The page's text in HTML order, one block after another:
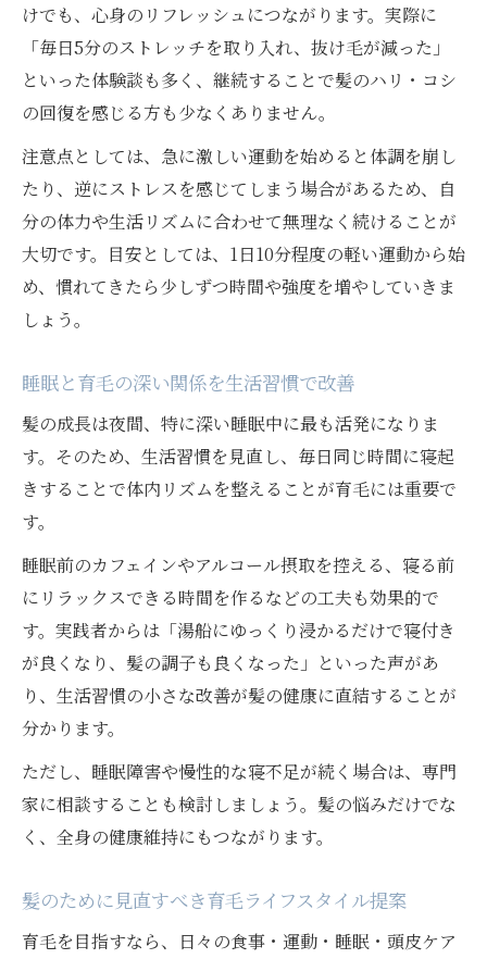
けでも、心身のリフレッシュにつながります。実際に
「毎日5分のストレッチを取り入れ、抜け毛が減った」
といった体験談も多く、継続することで髪のハリ・コシ
の回復を感じる方も少なくありません。
注意点としては、急に激しい運動を始めると体調を崩し
たり、逆にストレスを感じてしまう場合があるため、自
分の体力や生活リズムに合わせて無理なく続けることが
大切です。目安としては、1日10分程度の軽い運動から始
め、慣れてきたら少しずつ時間や強度を増やしていきま
しょう。
睡眠と育毛の深い関係を生活習慣で改善
髪の成長は夜間、特に深い睡眠中に最も活発になりま
す。そのため、生活習慣を見直し、毎日同じ時間に寝起
きすることで体内リズムを整えることが育毛には重要で
す。
睡眠前のカフェインやアルコール摂取を控える、寝る前
にリラックスできる時間を作るなどの工夫も効果的で
す。実践者からは「湯船にゆっくり浸かるだけで寝付き
が良くなり、髪の調子も良くなった」といった声があ
り、生活習慣の小さな改善が髪の健康に直結することが
分かります。
ただし、睡眠障害や慢性的な寝不足が続く場合は、専門
家に相談することも検討しましょう。髪の悩みだけでな
く、全身の健康維持にもつながります。
髪のために見直すべき育毛ライフスタイル提案
育毛を目指すなら、日々の食事・運動・睡眠・頭皮ケア